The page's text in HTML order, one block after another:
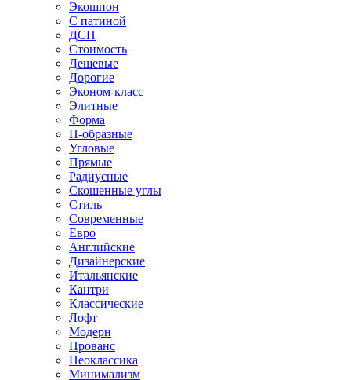
Экошпон
С патиной
ДСП
Стоимость
Дешевые
Дорогие
Эконом-класс
Элитные
Форма
П-образные
Угловые
Прямые
Радиусные
Скошенные углы
Стиль
Современные
Евро
Английские
Дизайнерские
Итальянские
Кантри
Классические
Лофт
Модерн
Прованс
Неоклассика
Минимализм